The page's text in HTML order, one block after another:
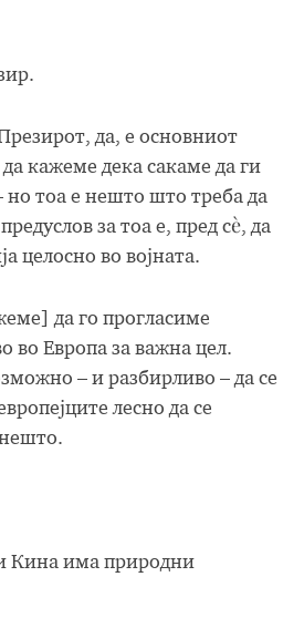
да, е основниот
кажеме дека сакаме да ги
но тоа е нешто што треба да
за тоа е, пред сè, да
целосно во војната.
да го прогласиме
во Европа за важна цел.
– и разбирливо – да се
лесно да се
нешто.
Кина има природни